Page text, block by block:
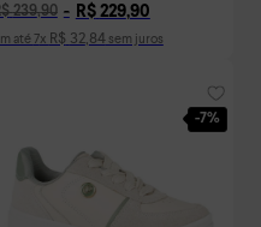
239,90 R$ 229,90
até 7x R$ 32,84sem juros
-7%